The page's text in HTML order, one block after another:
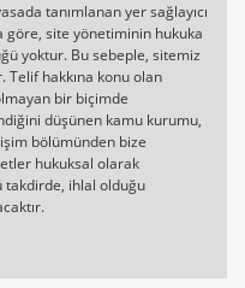
tanımlanan yer sağlayıcı
site yönetiminin hukuka
yoktur. Bu sebeple, sitemiz
hakkına konu olan
bir biçimde
düşünen kamu kurumu,
bölümünden bize
hukuksal olarak
takdirde, ihlal olduğu